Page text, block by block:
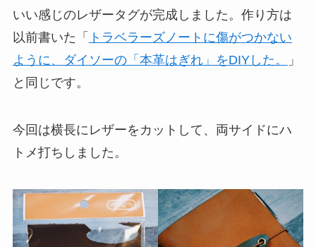
いい感じのレザータグが完成しました。作り方は
以前書いた「 トラベラーズノートに傷がつかない
ように、ダイソーの「本革はぎれ」をDIYした。
」
と同じです。
今回は横長にレザーをカットして、両サイドにハ
トメ打ちしました。